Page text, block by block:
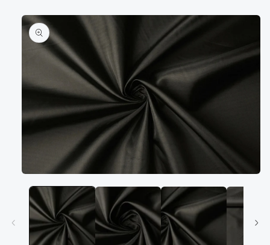
Liigu
tooteinfo
juurde
multimeedia
modaalrežiimis